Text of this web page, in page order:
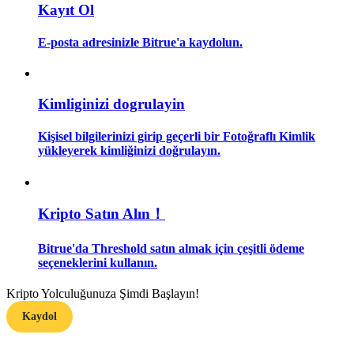
Nasıl kârlı kalabileceğinizi öğrenin
Kayıt Ol
E-posta adresinizle Bitrue'a kaydolun.
Kimliginizi dogrulayin
Kişisel bilgilerinizi girip geçerli bir Fotoğraflı Kimlik
yükleyerek kimliğinizi doğrulayın.
Kripto Satın Alın！
Bitrue'da Threshold satın almak için çeşitli ödeme
seçeneklerini kullanın.
Kripto Yolculuğunuza Şimdi Başlayın!
Kaydol